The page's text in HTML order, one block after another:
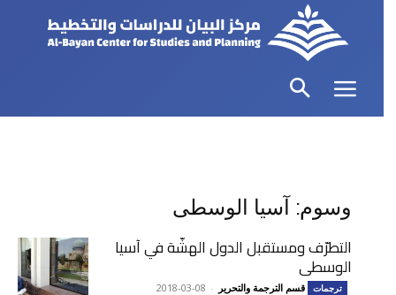
وسوم: آسيا الوسطى
التطرّف ومستقبل الدول الهشّة في آسيا
الوسطى
ترجمات قسم الترجمة والتحرير -
2018-03-08